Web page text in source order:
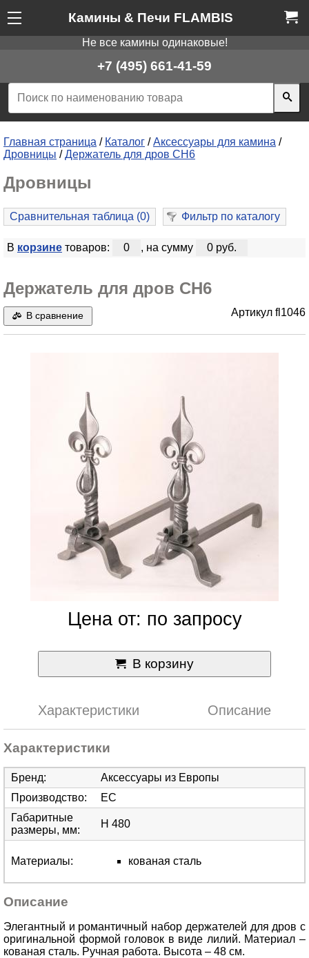
Камины & Печи FLAMBIS
Не все камины одинаковые!
+7 (495) 661-41-59
Главная страница / Каталог /Аксессуары для камина /
Дровницы /Держатель для дров CH6
Дровницы
Сравнительная таблица (0) Фильтр по каталогу
В корзинетоваров: 0 , на сумму 0 руб.
Держатель для дров CH6
В сравнение Артикул fl1046
Цена от: по запросу
В корзину
Характеристики Описание
Характеристики
Бренд:
Аксессуары из Европы
Производство:
ЕС
Габаритные
размеры, мм:
H 480
Материалы: кованая сталь
Описание
Элегантный и романтичный набор держателей для дров с
оригинальной формой головок в виде лилий. Материал –
кованая сталь. Ручная работа. Высота – 48 см.